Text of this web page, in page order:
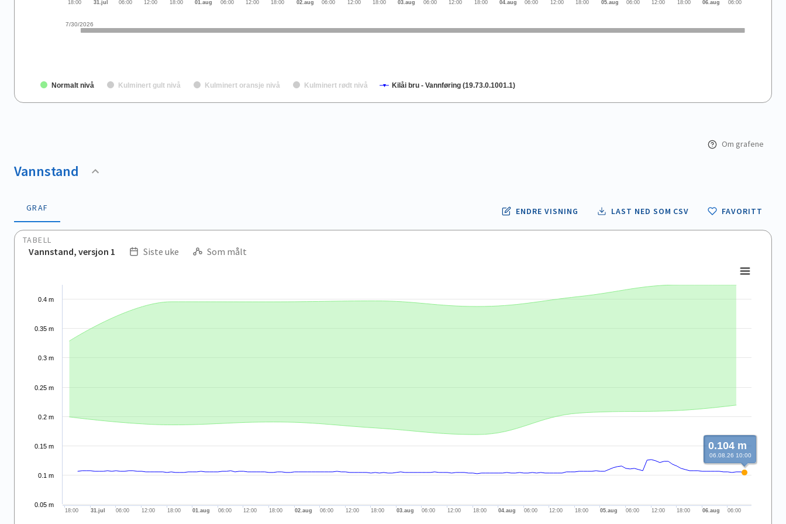
7/30/2026
Normalt nivå Kulminert gult nivå Kulminert oransje nivå Kulminert rødt nivå Kilåi bru - Vannføring (19.73.0.1001.1)
18:00 31.jul 06:00 12:00 18:00 01.aug 06:00 12:00 18:00 02.aug 06:00 12:00 18:00 03.aug 06:00 12:00 18:00 04.aug 06:00 12:00 18:00 05.aug 06:00 12:00 18:00 06.aug 06:00
End of interactive chart.
Om grafene
Vannstand
GRAF
TABELL
ENDRE VISNING LAST NED SOM CSV FAVORITT
Vannstand, versjon 1 Siste uke
Som målt
The chart has 2 X axes displaying 7/30/2026 and navigator-x-axis.
The chart has 2 Y axes displaying values and navigator-y-axis.
18:00 31.jul 06:00 12:00 18:00 01.aug 06:00 12:00 18:00 02.aug 06:00 12:00 18:00 03.aug 06:00 12:00 18:00 04.aug 06:00 12:00 18:00 05.aug 06:00 12:00 18:00 06.aug 06:00
0.05 m
0.1 m
0.15 m
0.2 m
0.25 m
0.3 m
0.35 m
0.4 m
0.104 m
06.08.26 10:00